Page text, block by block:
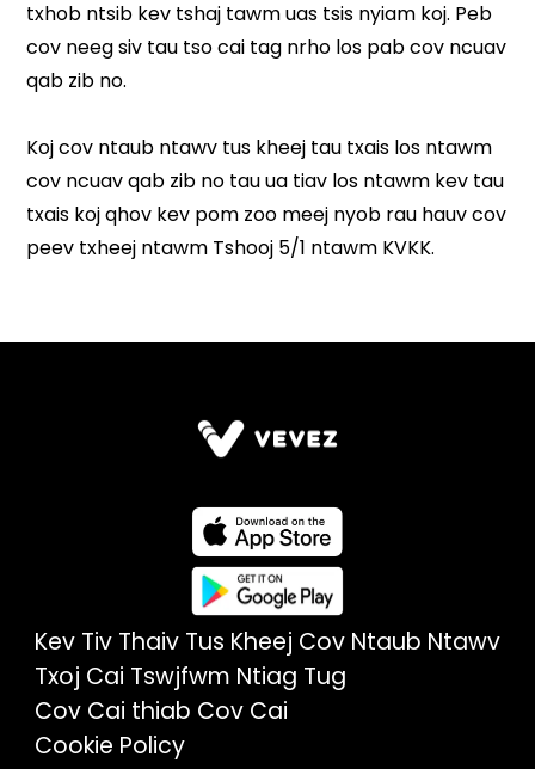
Kev Tiv Thaiv Tus Kheej Cov Ntaub Ntawv
Txoj Cai Tswjfwm Ntiag Tug
Cov Cai thiab Cov Cai
Cookie Policy